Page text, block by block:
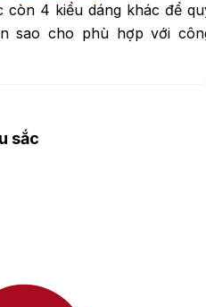
còn 4 kiểu dáng khác để
sao cho phù hợp với
sắc